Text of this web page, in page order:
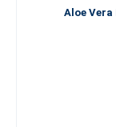
Aloe